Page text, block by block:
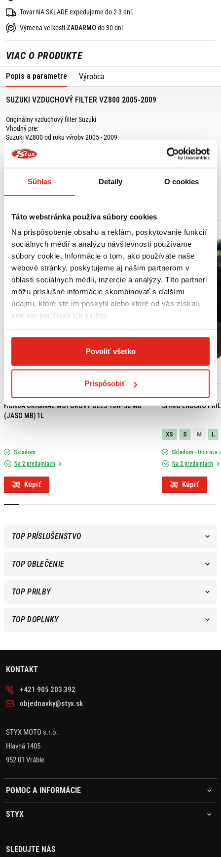
Súhlas Detaily O cookies
Táto webstránka používa súbory cookies
Na prispôsobenie obsahu a reklám, poskytovanie funkcií
sociálnych médií a analýzu návštevnosti používame
súbory cookie. Informácie o tom, ako používate naše
webové stránky, poskytujeme aj našim partnerom v
oblasti sociálnych médií, inzercie a analýzy. Títo partneri
môžu príslušné informácie skombinovať s ďalšími
údajmi, ktoré ste im poskytli alebo ktoré od vás získali,
keď ste používali ich služby.
Povoliť všetko
Prispôsobiť
Tovar NA SKLADE expedujeme do 2-3 dní.
Výmena veľkosti ZADARMO do 30 dní
VIAC O PRODUKTE
Popis a parametre Výrobca
SUZUKI VZDUCHOVÝ FILTER VZ800 2005-2009
Originálny vzduchový filter Suzuki
Vhodný pre:
Suzuki VZ800 od roku výroby 2005 - 2009
Ak si nie ste istí, či bude vhodný na Váš motocykel Suzuki, kontaktujte nás,
18,15 € s DPH
HONDA ORIGINAL MOTOROVÝ OLEJ 10W-30 MB
(JASO MB) 1L
Skladom
Na 2 predajniach
Kúpiť
99,95 € s DPH
SHIRO ENDURO
XS S M L
Skladom - Doprava
Na 2 predajniach
Kúpiť
TOP PRÍSLUŠENSTVO
TOP OBLEČENIE
TOP PRILBY
TOP DOPLNKY
KONTAKT
+421 905 203 392
objednavky@styx.sk
STYX MOTO s.r.o.
Hlavná 1405
952 01 Vráble
POMOC A INFORMÁCIE
STYX
SLEDUJTE NÁS